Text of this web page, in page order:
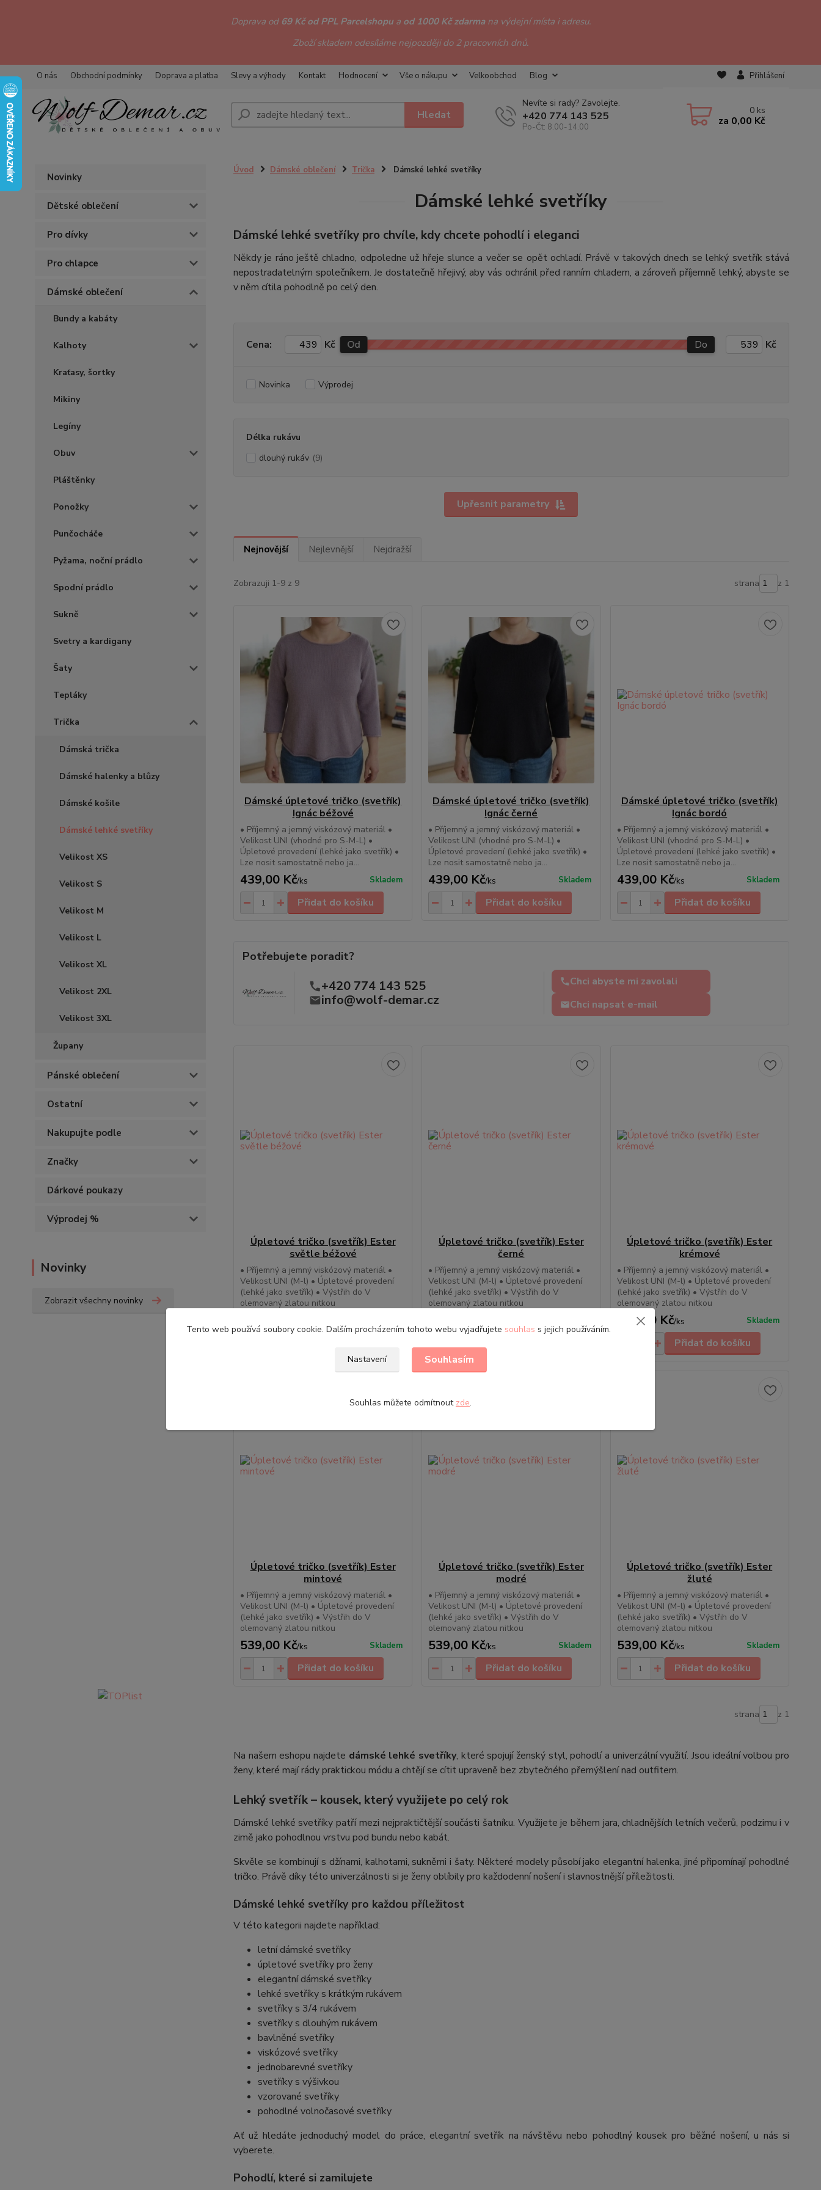
Doprava od 69 Kč od PPL Parcelshopua od 1000 Kč zdarma na výdejní místa i adresu.
Zboží skladem odesíláme nejpozději do 2 pracovních dnů.
O nás Obchodní podmínky Doprava a platba Slevy a výhody Kontakt Hodnocení Vše o nákupu Velkoobchod Blog Přihlášení
Hledat
Nevíte si rady? Zavolejte.
+420 774 143 525
Po-Čt: 8.00-14.00
0 ks
za 0,00 Kč
Novinky
Dětské oblečení
Pro dívky
Pro chlapce
Dámské oblečení
Bundy a kabáty
Kalhoty
Kraťasy, šortky
Mikiny
Legíny
Obuv
Pláštěnky
Ponožky
Punčocháče
Pyžama, noční prádlo
Spodní prádlo
Sukně
Svetry a kardigany
Šaty
Tepláky
Trička
Dámská trička
Dámské halenky a blůzy
Dámské košile
Dámské lehké svetříky
Velikost XS
Velikost S
Velikost M
Velikost L
Velikost XL
Velikost 2XL
Velikost 3XL
Župany
Pánské oblečení
Ostatní
Nakupujte podle
Značky
Dárkové poukazy
Výprodej %
Novinky
Zobrazit všechny novinky
Úvod Dámské oblečení Trička Dámské lehké svetříky
Dámské lehké svetříky
Dámské lehké svetříky pro chvíle, kdy chcete pohodlí i eleganci
Někdy je ráno ještě chladno, odpoledne už hřeje slunce a večer se opět ochladí. Právě v takových dnech se lehký svetřík stává
nepostradatelným společníkem. Je dostatečně hřejivý, aby vás ochránil před ranním chladem, a zároveň příjemně lehký, abyste se
v něm cítila pohodlně po celý den.
Upřesnit parametry
Cena: Kč Od Do Kč
Novinka Výprodej
Délka rukávu
dlouhý rukáv (9)
Nejnovější Nejlevnější Nejdražší
Zobrazuji 1-9 z 9 strana z 1
Dámské úpletové tričko (svetřík)
Ignác béžové
• Příjemný a jemný viskózový materiál •
Velikost UNI (vhodné pro S-M-L) •
Úpletové provedení (lehké jako svetřík) •
Lze nosit samostatně nebo ja...
439,00 Kč/ks Skladem
Přidat do košíku
Dámské úpletové tričko (svetřík)
Ignác černé
• Příjemný a jemný viskózový materiál •
Velikost UNI (vhodné pro S-M-L) •
Úpletové provedení (lehké jako svetřík) •
Lze nosit samostatně nebo ja...
439,00 Kč/ks Skladem
Přidat do košíku
Dámské úpletové tričko (svetřík)
Ignác bordó
• Příjemný a jemný viskózový materiál •
Velikost UNI (vhodné pro S-M-L) •
Úpletové provedení (lehké jako svetřík) •
Lze nosit samostatně nebo ja...
439,00 Kč/ks Skladem
Přidat do košíku
Potřebujete poradit?
+420 774 143 525
info@wolf-demar.cz
Chci abyste mi zavolali
Chci napsat e-mail
Úpletové tričko (svetřík) Ester
světle béžové
• Příjemný a jemný viskózový materiál •
Velikost UNI (M-l) • Úpletové provedení
(lehké jako svetřík) • Výstřih do V
olemovaný zlatou nitkou
Úpletové tričko (svetřík) Ester
černé
• Příjemný a jemný viskózový materiál •
Velikost UNI (M-l) • Úpletové provedení
(lehké jako svetřík) • Výstřih do V
olemovaný zlatou nitkou
Úpletové tričko (svetřík) Ester
krémové
• Příjemný a jemný viskózový materiál •
Velikost UNI (M-l) • Úpletové provedení
(lehké jako svetřík) • Výstřih do V
olemovaný zlatou nitkou
539,00 Kč/ks Skladem
Přidat do košíku
Úpletové tričko (svetřík) Ester
mintové
• Příjemný a jemný viskózový materiál •
Velikost UNI (M-l) • Úpletové provedení
(lehké jako svetřík) • Výstřih do V
olemovaný zlatou nitkou
539,00 Kč/ks Skladem
Přidat do košíku
Úpletové tričko (svetřík) Ester
modré
• Příjemný a jemný viskózový materiál •
Velikost UNI (M-l) • Úpletové provedení
(lehké jako svetřík) • Výstřih do V
olemovaný zlatou nitkou
539,00 Kč/ks Skladem
Přidat do košíku
Úpletové tričko (svetřík) Ester
žluté
• Příjemný a jemný viskózový materiál •
Velikost UNI (M-l) • Úpletové provedení
(lehké jako svetřík) • Výstřih do V
olemovaný zlatou nitkou
539,00 Kč/ks Skladem
Přidat do košíku
strana z 1
Na našem eshopu najdete dámské lehké svetříky, které spojují ženský styl, pohodlí a univerzální využití. Jsou ideální volbou pro
ženy, které mají rády praktickou módu a chtějí se cítit upraveně bez zbytečného přemýšlení nad outfitem.
Lehký svetřík – kousek, který využijete po celý rok
Dámské lehké svetříky patří mezi nejpraktičtější součásti šatníku. Využijete je během jara, chladnějších letních večerů, podzimu i v
zimě jako pohodlnou vrstvu pod bundu nebo kabát.
Skvěle se kombinují s džínami, kalhotami, sukněmi i šaty. Některé modely působí jako elegantní halenka, jiné připomínají pohodlné
tričko. Právě díky této univerzálnosti si je ženy oblíbily pro každodenní nošení i slavnostnější příležitosti.
Dámské lehké svetříky pro každou příležitost
V této kategorii najdete například:
letní dámské svetříky
úpletové svetříky pro ženy
elegantní dámské svetříky
lehké svetříky s krátkým rukávem
svetříky s 3/4 rukávem
svetříky s dlouhým rukávem
bavlněné svetříky
viskózové svetříky
jednobarevné svetříky
svetříky s výšivkou
vzorované svetříky
pohodlné volnočasové svetříky
Ať už hledáte jednoduchý model do práce, elegantní svetřík na návštěvu nebo pohodlný kousek pro běžné nošení, u nás si
vyberete.
Pohodlí, které si zamilujete
Tento web používá soubory cookie. Dalším procházením tohoto webu vyjadřujete souhlas s jejich používáním.
Nastavení Souhlasím
Souhlas můžete odmítnout zde.